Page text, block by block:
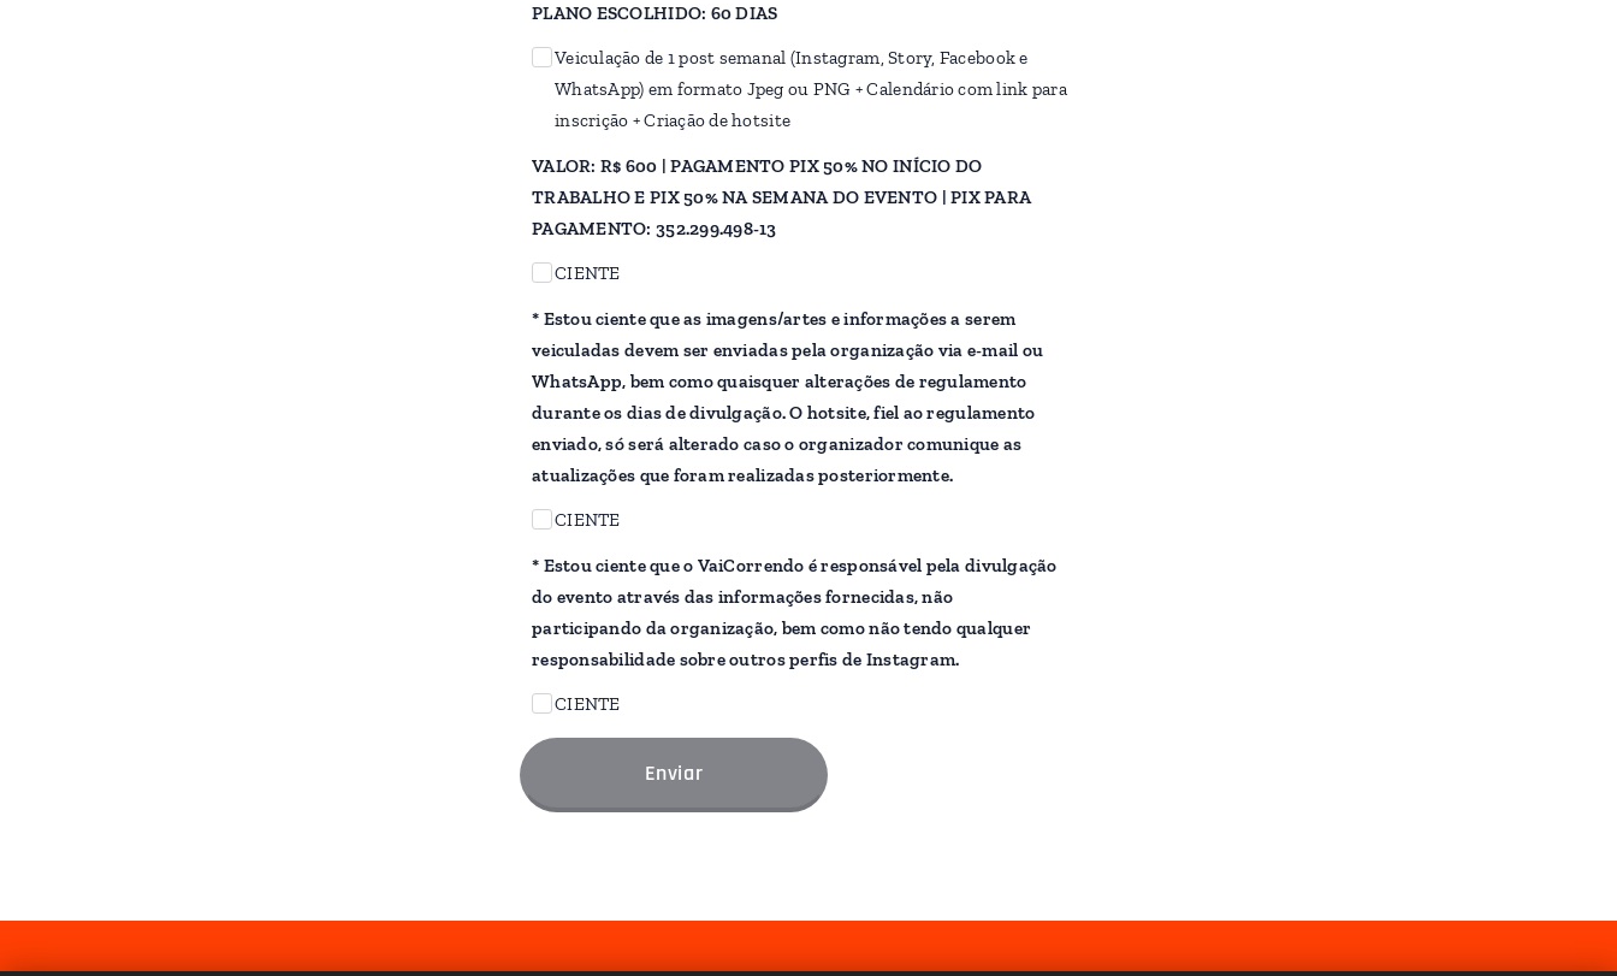
PLANO ESCOLHIDO: 60 DIAS
Veiculação de 1 post semanal (Instagram, Story, Facebook e
WhatsApp) em formato Jpeg ou PNG + Calendário com link para
inscrição + Criação de hotsite
VALOR: R$ 600 | PAGAMENTO PIX 50% NO INÍCIO DO
TRABALHO E PIX 50% NA SEMANA DO EVENTO | PIX PARA
PAGAMENTO: 352.299.498-13
CIENTE
* Estou ciente que as imagens/artes e informações a serem
veiculadas devem ser enviadas pela organização via e-mail ou
WhatsApp, bem como quaisquer alterações de regulamento
durante os dias de divulgação. O hotsite, fiel ao regulamento
enviado, só será alterado caso o organizador comunique as
atualizações que foram realizadas posteriormente.
CIENTE
* Estou ciente que o VaiCorrendo é responsável pela divulgação
do evento através das informações fornecidas, não
participando da organização, bem como não tendo qualquer
responsabilidade sobre outros perfis de Instagram.
CIENTE
Enviar